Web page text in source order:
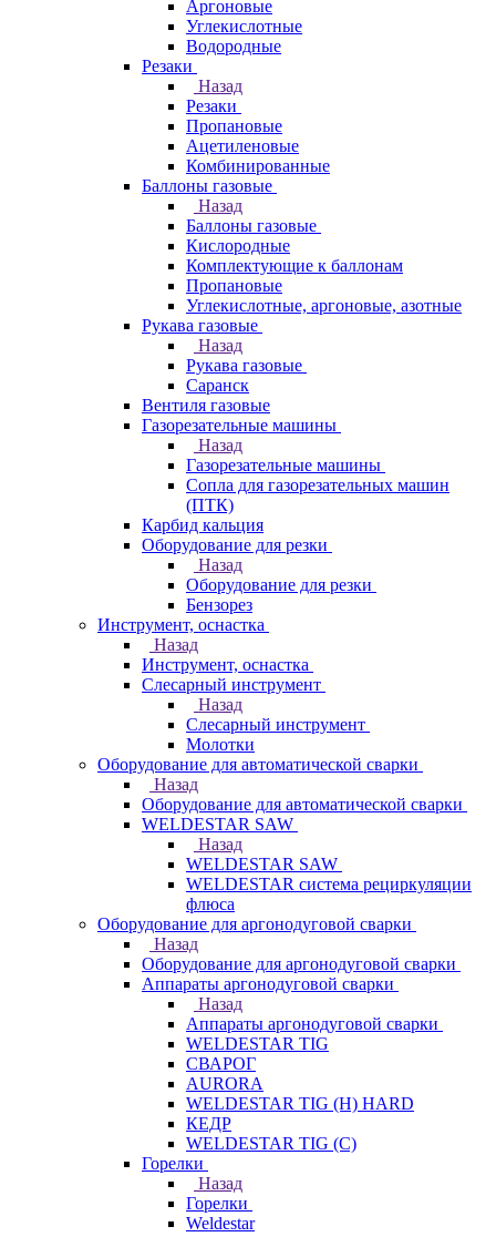
Аргоновые
Углекислотные
Водородные
Резаки
Назад
Резаки
Пропановые
Ацетиленовые
Комбинированные
Баллоны газовые
Назад
Баллоны газовые
Кислородные
Комплектующие к баллонам
Пропановые
Углекислотные, аргоновые, азотные
Рукава газовые
Назад
Рукава газовые
Саранск
Вентиля газовые
Газорезательные машины
Назад
Газорезательные машины
Сопла для газорезательных машин
(ПТК)
Карбид кальция
Оборудование для резки
Назад
Оборудование для резки
Бензорез
Инструмент, оснастка
Назад
Инструмент, оснастка
Слесарный инструмент
Назад
Слесарный инструмент
Молотки
Оборудование для автоматической сварки
Назад
Оборудование для автоматической сварки
WELDESTAR SAW
Назад
WELDESTAR SAW
WELDESTAR система рециркуляции
флюса
Оборудование для аргонодуговой сварки
Назад
Оборудование для аргонодуговой сварки
Аппараты аргонодуговой сварки
Назад
Аппараты аргонодуговой сварки
WELDESTAR TIG
СВАРОГ
AURORA
WELDESTAR TIG (H) HARD
КЕДР
WELDESTAR TIG (С)
Горелки
Назад
Горелки
Weldestar